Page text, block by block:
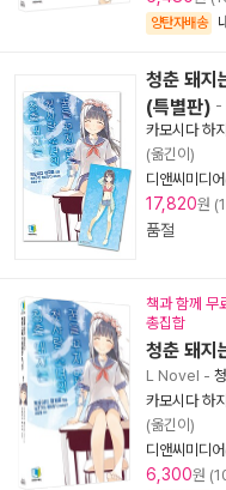
양탄자배송
청춘 돼지
(특별판) -
카모시다 하
(옮긴이)
디앤씨미디
17,820원
품절
책과 함께 무
총집합
청춘 돼지
L Novel -
카모시다 하
(옮긴이)
디앤씨미디
6,300원